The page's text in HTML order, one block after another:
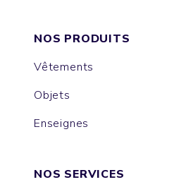
NOS PRODUITS
Vêtements
Objets
Enseignes
NOS SERVICES